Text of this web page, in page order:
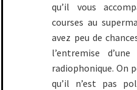
qu’il vous
courses au
avez peu de
l’entremise
radiophonique. On
qu’il n’est pas